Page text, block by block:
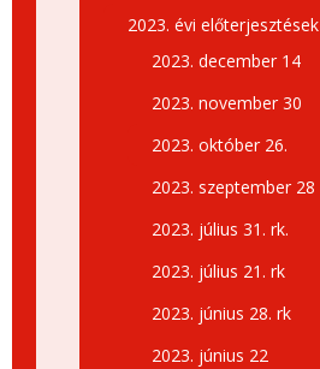
2023. évi előterjesztések
2023. december 14
2023. november 30
2023. október 26.
2023. szeptember 28
2023. július 31. rk.
2023. július 21. rk
2023. június 28. rk
2023. június 22